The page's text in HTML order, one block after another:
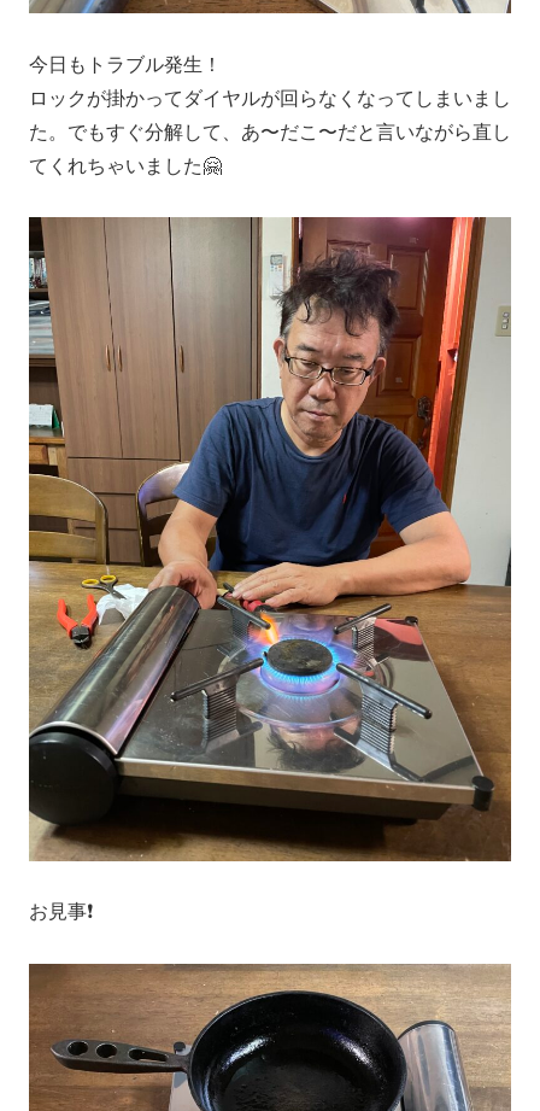
今日もトラブル発生！
ロックが掛かってダイヤルが回らなくなってしまいまし
た。でもすぐ分解して、あ〜だこ〜だと言いながら直し
てくれちゃいました🤗
お見事❗️